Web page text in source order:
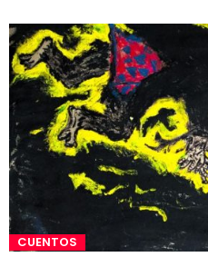
CUENTOS